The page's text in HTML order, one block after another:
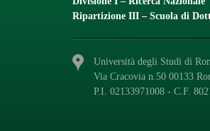
Ripartizione III – Scuola di
Università degli Studi di
Via Cracovia n.50 00133
P.I. 02133971008 - C.F.